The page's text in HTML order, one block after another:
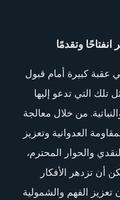
وتقدمًا
عقبة كبيرة أمام قبول
تلك التي تدعو إليها
من خلال معالجة
العدوانية وتعزيز
والحوار المحترم،
أن تزدهر الأفكار
تعزيز الفهم والشمولية